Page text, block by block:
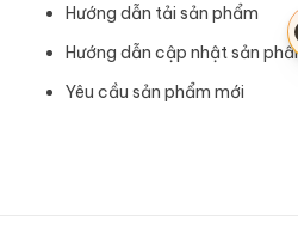
Hướng dẫn tải sản phẩm
Hướng dẫn cập nhật sản
Yêu cầu sản phẩm mới